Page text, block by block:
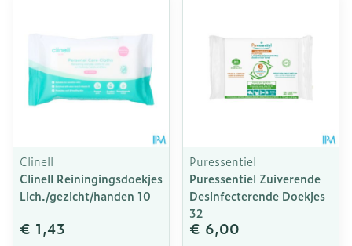
Clinell
Clinell Reiningingsdoekjes
Lich./gezicht/handen 10
€ 1,43
Puressentiel
Puressentiel Zuiverende
Desinfecterende Doekjes
32
€ 6,00